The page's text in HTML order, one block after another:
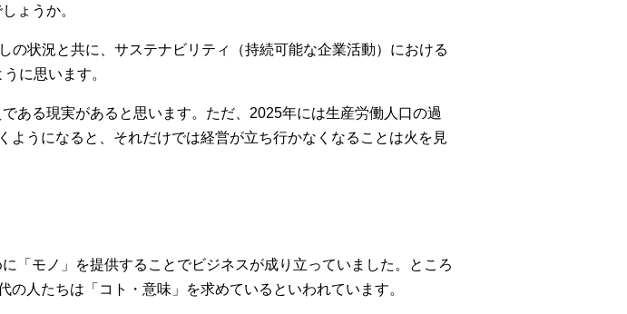
ょうか。
状況と共に、サステナビリティ（持続可能な企業活動）における
に思います。
ある現実があると思います。ただ、2025年には生産労働人口の過
うになると、それだけでは経営が立ち行かなくなることは火を見
「モノ」を提供することでビジネスが成り立っていました。ところ
人たちは「コト・意味」を求めているといわれています。